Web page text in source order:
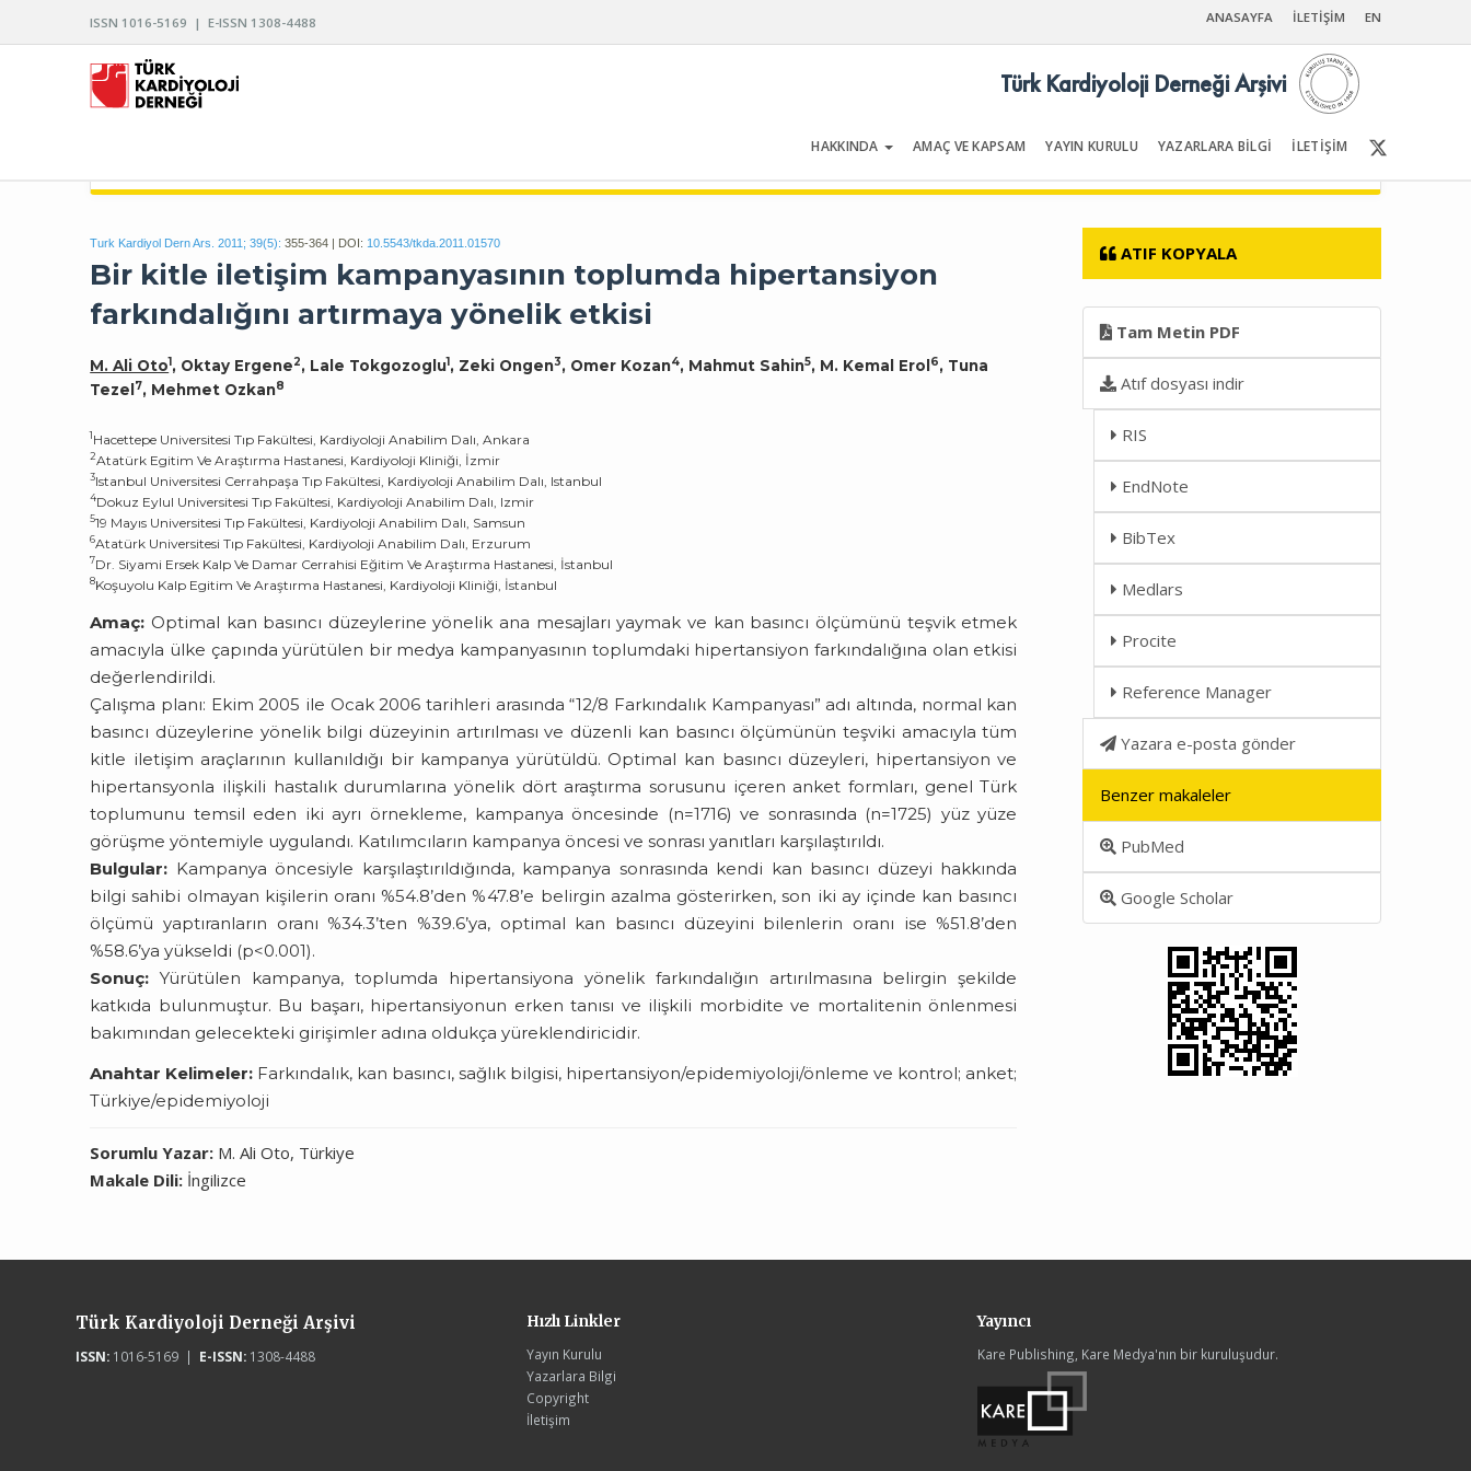
ISSN 1016-5169 | E-ISSN 1308-4488 ANASAYFA İLETİŞİM EN
HAKKINDA AMAÇ VE KAPSAM YAYIN KURULU YAZARLARA BİLGİ İLETİŞİM
Türk Kardiyoloji Derneği Arşivi
Turk Kardiyol Dern Ars. 2011; 39(5): 355-364 | DOI: 10.5543/tkda.2011.01570
Bir kitle iletişim kampanyasının toplumda hipertansiyon
farkındalığını artırmaya yönelik etkisi
M. Ali Oto1, Oktay Ergene2, Lale Tokgozoglu1, Zeki Ongen3, Omer Kozan4, Mahmut Sahin5, M. Kemal Erol 6, Tuna
Tezel 7, Mehmet Ozkan8
1Hacettepe Universitesi Tıp Fakültesi, Kardiyoloji Anabilim Dalı, Ankara
2Atatürk Egitim Ve Araştırma Hastanesi, Kardiyoloji Kliniği, İzmir
3Istanbul Universitesi Cerrahpaşa Tıp Fakültesi, Kardiyoloji Anabilim Dalı, Istanbul
4Dokuz Eylul Universitesi Tıp Fakültesi, Kardiyoloji Anabilim Dalı, Izmir
519 Mayıs Universitesi Tıp Fakültesi, Kardiyoloji Anabilim Dalı, Samsun
6Atatürk Universitesi Tıp Fakültesi, Kardiyoloji Anabilim Dalı, Erzurum
7Dr. Siyami Ersek Kalp Ve Damar Cerrahisi Eğitim Ve Araştırma Hastanesi, İstanbul
8Koşuyolu Kalp Egitim Ve Araştırma Hastanesi, Kardiyoloji Kliniği, İstanbul
Amaç: Optimal kan basıncı düzeylerine yönelik ana mesajları yaymak ve kan basıncı ölçümünü teşvik etmek
amacıyla ülke çapında yürütülen bir medya kampanyasının toplumdaki hipertansiyon farkındalığına olan etkisi
değerlendirildi.
Çalışma planı: Ekim 2005 ile Ocak 2006 tarihleri arasında “12/8 Farkındalık Kampanyası” adı altında, normal kan
basıncı düzeylerine yönelik bilgi düzeyinin artırılması ve düzenli kan basıncı ölçümünün teşviki amacıyla tüm
kitle iletişim araçlarının kullanıldığı bir kampanya yürütüldü. Optimal kan basıncı düzeyleri, hipertansiyon ve
hipertansyonla ilişkili hastalık durumlarına yönelik dört araştırma sorusunu içeren anket formları, genel Türk
toplumunu temsil eden iki ayrı örnekleme, kampanya öncesinde (n=1716) ve sonrasında (n=1725) yüz yüze
görüşme yöntemiyle uygulandı. Katılımcıların kampanya öncesi ve sonrası yanıtları karşılaştırıldı.
Bulgular: Kampanya öncesiyle karşılaştırıldığında, kampanya sonrasında kendi kan basıncı düzeyi hakkında
bilgi sahibi olmayan kişilerin oranı %54.8’den %47.8’e belirgin azalma gösterirken, son iki ay içinde kan basıncı
ölçümü yaptıranların oranı %34.3’ten %39.6’ya, optimal kan basıncı düzeyini bilenlerin oranı ise %51.8’den
%58.6’ya yükseldi (p<0.001).
Sonuç: Yürütülen kampanya, toplumda hipertansiyona yönelik farkındalığın artırılmasına belirgin şekilde
katkıda bulunmuştur. Bu başarı, hipertansiyonun erken tanısı ve ilişkili morbidite ve mortalitenin önlenmesi
bakımından gelecekteki girişimler adına oldukça yüreklendiricidir.
Anahtar Kelimeler: Farkındalık, kan basıncı, sağlık bilgisi, hipertansiyon/epidemiyoloji/önleme ve kontrol; anket;
Türkiye/epidemiyoloji
Sorumlu Yazar: M. Ali Oto, Türkiye
Makale Dili: İngilizce
ATIF KOPYALA
Tam Metin PDF
Atıf dosyası indir
RIS
EndNote
BibTex
Medlars
Procite
Reference Manager
Yazara e-posta gönder
Benzer makaleler
PubMed
Google Scholar
Türk Kardiyoloji Derneği Arşivi
ISSN:1016-5169 | E-ISSN:1308-4488
Hızlı Linkler
Yayın Kurulu
Yazarlara Bilgi
Copyright
İletişim
Yayıncı
Kare Publishing, Kare Medya'nın bir kuruluşudur.